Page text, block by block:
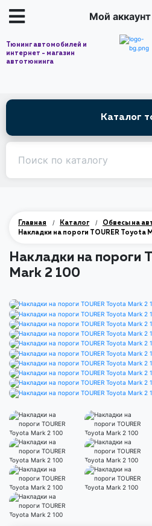
Мой
Тюнинг автомобилей и
интернет - магазин
автотюнинга
Каталог
Главная / Каталог / Обвесы на
Накладки на пороги TOURER Toyota
Накладки на пороги
Mark 2 100